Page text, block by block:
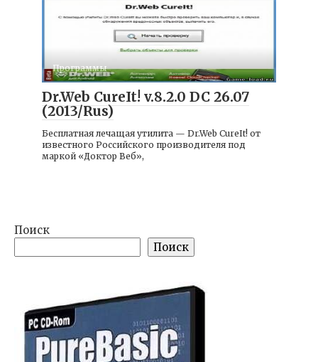
Программы
Dr.Web CureIt! v.8.2.0 DC 26.07
(2013/Rus)
Бесплатная лечащая утилита — Dr.Web CureIt! от
известного Российского производителя под
маркой «Доктор Веб»,
Поиск
Поиск